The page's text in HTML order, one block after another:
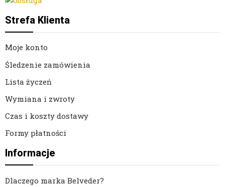
Strefa Klienta
Moje konto
Śledzenie zamówienia
Lista życzeń
Wymiana i zwroty
Czas i koszty dostawy
Formy płatności
Informacje
Dlaczego marka Belveder?